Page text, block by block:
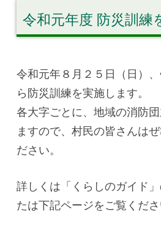
令和元年度 防災訓練
令和元年８月２５日（日）
ら防災訓練を実施します。
各大字ごとに、地域の消防
ますので、村民の皆さんは
ださい。
詳しくは「くらしのガイド
たは下記ページをご覧くださ